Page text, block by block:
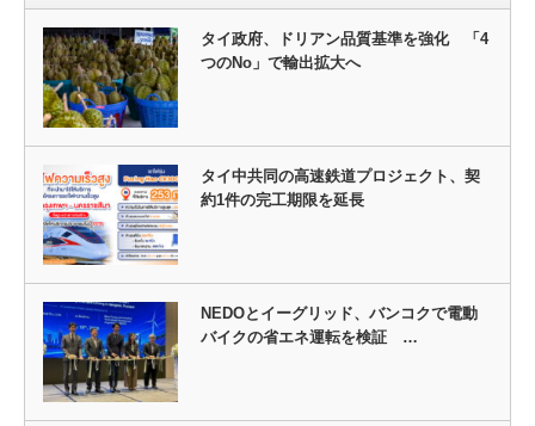
タイ政府、ドリアン品質基準を強化 「4
つのNo」で輸出拡大へ
タイ中共同の高速鉄道プロジェクト、契
約1件の完工期限を延長
NEDOとイーグリッド、バンコクで電動
バイクの省エネ運転を検証 …